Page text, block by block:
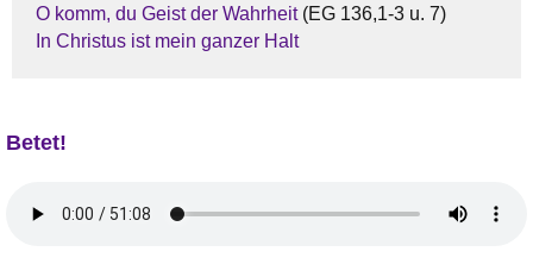
O komm, du Geist der Wahrheit(EG 136,1-3 u. 7)
In Christus ist mein ganzer Halt
Betet!